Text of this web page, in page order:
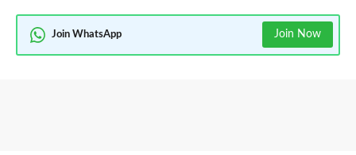
Join WhatsApp Join Now